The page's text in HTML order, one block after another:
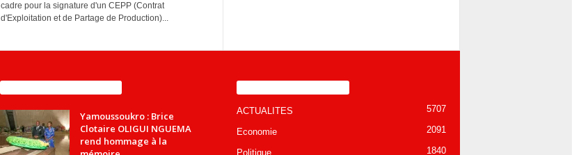
cadre pour la signature d'un CEPP (Contrat
d'Exploitation et de Partage de Production)...
Yamoussoukro : Brice
Clotaire OLIGUI NGUEMA
rend hommage à la
ACTUALITES 5707
Economie 2091
Politique 1840